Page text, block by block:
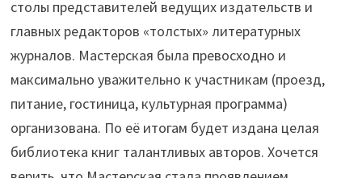
столы представителей ведущих издательств и
главных редакторов «толстых» литературных
журналов. Мастерская была превосходно и
максимально уважительно к участникам (проезд,
питание, гостиница, культурная программа)
организована. По её итогам будет издана целая
библиотека книг талантливых авторов. Хочется